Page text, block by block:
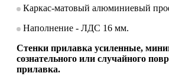
Каркас-матовый алюминиевый
Наполнение - ЛДС 16 мм.
Стенки прилавка усиленные,
сознательного или случайного
прилавка.